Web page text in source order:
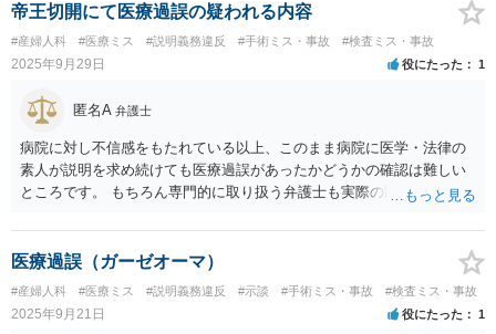
帝王切開にて医療過誤の疑われる内容
#産婦人科 #医療ミス #説明義務違反 #手術ミス・事故 #検査ミス・事故
2025年9月29日 役にたった 1
匿名A 弁護士
病院に対し不信感をもたれている以上、このまま病院に医学・法律の
素人が説明を求め続けても医療過誤があったかどうかの確認は難しい
ところです。 もちろん専門的に取り扱う弁護士も実際の医療記録を確
ので、まずは、その医療記録の確認方法も含め、ココナラで医療過誤
を取り扱う弁護士に相談予約をとり、直接法律相談されることをお勧
医療過誤（ガーゼオーマ）
#産婦人科 #医療ミス #説明義務違反 #示談 #手術ミス・事故 #検査ミス・事故
2025年9月21日 役にたった 1